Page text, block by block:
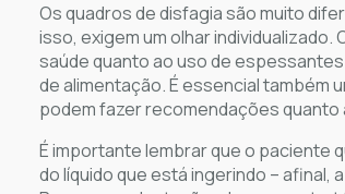
Os quadros de disfagia são muito
isso, exigem um olhar
saúde quanto ao uso de
de alimentação. É essencial também
podem fazer recomendações
É importante lembrar que o paciente
do líquido que está ingerindo – afinal,